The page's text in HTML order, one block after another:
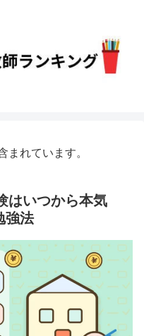
まれています。
はいつから本気
強法